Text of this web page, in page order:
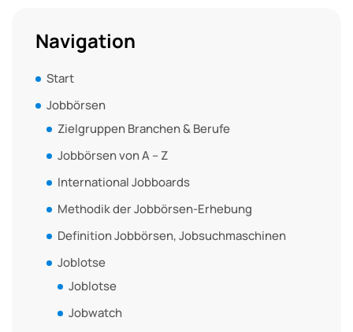
Navigation
Start
Jobbörsen
Zielgruppen Branchen & Berufe
Jobbörsen von A – Z
International Jobboards
Methodik der Jobbörsen-Erhebung
Definition Jobbörsen, Jobsuchmaschinen
Joblotse
Joblotse
Jobwatch